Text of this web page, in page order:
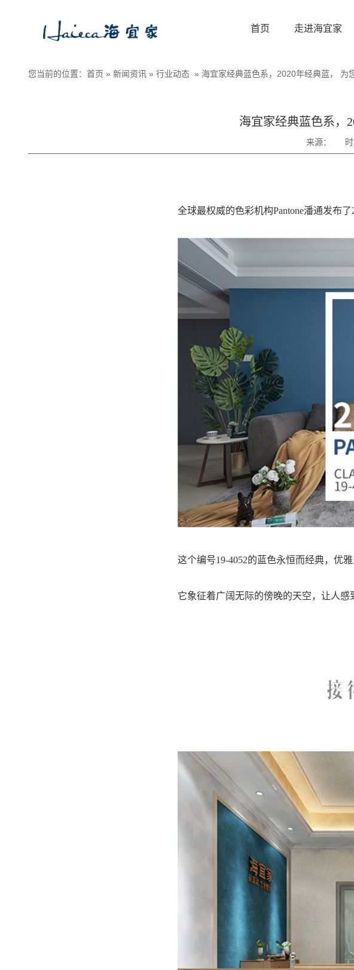
首页 走进海宜家
您当前的位置： 首页 » 新闻资讯 » 行业动态 » 海宜家经典蓝色系，2020年经典蓝， 为
海宜家经典蓝色系，
来源：
全球最权威的色彩机构Pantone潘通发布
这个编号19-4052的蓝色永恒而经典，优
它象征着广阔无际的傍晚的天空，让人感